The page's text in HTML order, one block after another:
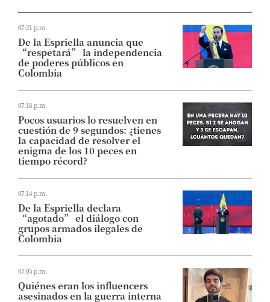
07:21 p.m.
De la Espriella anuncia que
“respetará” la independencia
de poderes públicos en
Colombia
07:18 p.m.
Pocos usuarios lo resuelven en
cuestión de 9 segundos: ¿tienes
la capacidad de resolver el
enigma de los 10 peces en
tiempo récord?
07:14 p.m.
De la Espriella declara
“agotado” el diálogo con
grupos armados ilegales de
Colombia
07:05 p.m.
Quiénes eran los influencers
asesinados en la guerra interna